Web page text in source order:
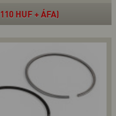
HUF + ÁFA)